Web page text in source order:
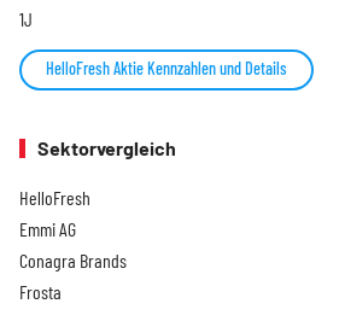
1J
HelloFresh Aktie Kennzahlen und Details
Sektorvergleich
HelloFresh
Emmi AG
Conagra Brands
Frosta